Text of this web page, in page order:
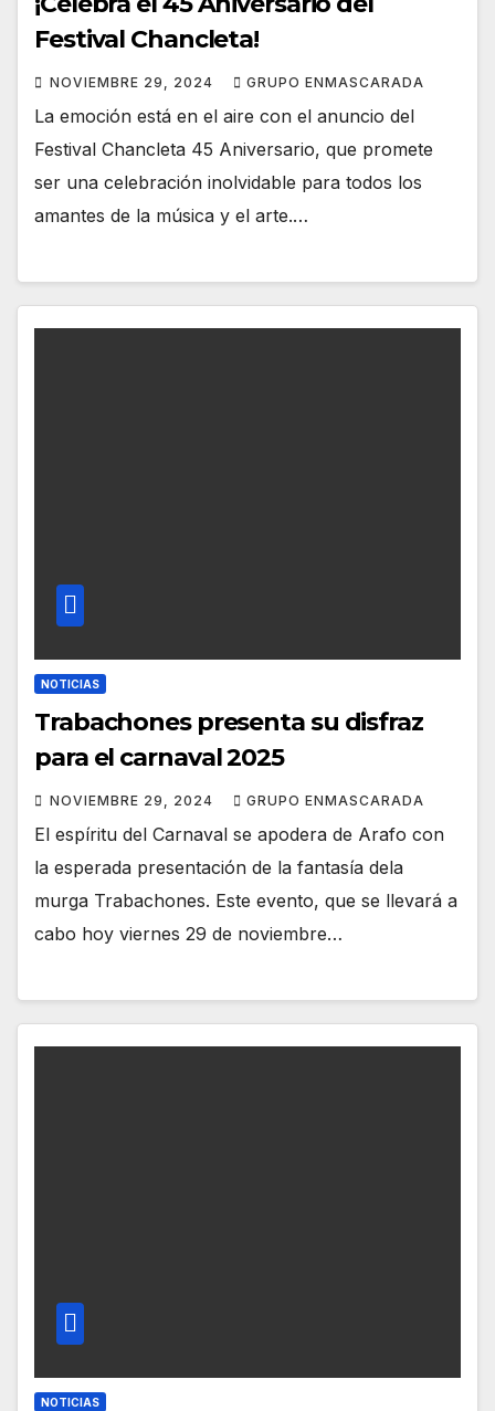
Festival Chancleta!
NOVIEMBRE 29, 2024 GRUPO ENMASCARADA
La emoción está en el aire con el anuncio del
Festival Chancleta 45 Aniversario, que promete
ser una celebración inolvidable para todos los
amantes de la música y el arte.…
NOTICIAS
Trabachones presenta su disfraz
para el carnaval 2025
NOVIEMBRE 29, 2024 GRUPO ENMASCARADA
El espíritu del Carnaval se apodera de Arafo con
la esperada presentación de la fantasía dela
murga Trabachones. Este evento, que se llevará a
cabo hoy viernes 29 de noviembre…
NOTICIAS